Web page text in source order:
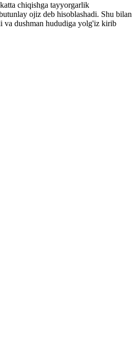
chiqishga tayyorgarlik
ojiz deb hisoblashadi. Shu bilan
va dushman hududiga yolg'iz kirib